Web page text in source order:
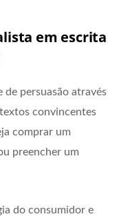
em escrita
de persuasão através
convincentes
comprar um
preencher um
do consumidor e